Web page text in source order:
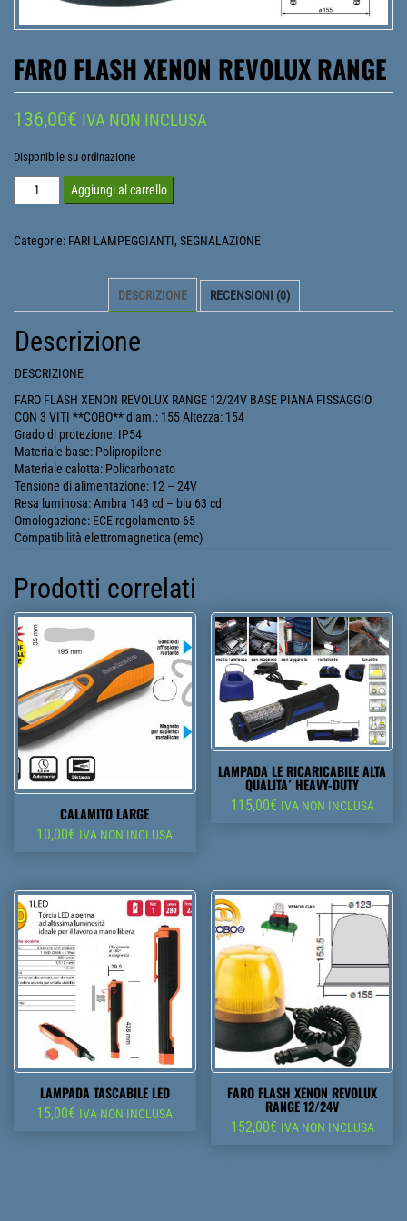
FARO FLASH XENON REVOLUX RANGE
136,00€ IVA NON INCLUSA
Disponibile su ordinazione
FARO
FLASH
Aggiungi al carrello
Categorie: FARI LAMPEGGIANTI, SEGNALAZIONE
DESCRIZIONE RECENSIONI (0)
Descrizione
DESCRIZIONE
FARO FLASH XENON REVOLUX RANGE 12/24V BASE PIANA FISSAGGIO
CON 3 VITI **COBO** diam.: 155 Altezza: 154
Grado di protezione: IP54
Materiale base: Polipropilene
Materiale calotta: Policarbonato
Tensione di alimentazione: 12 – 24V
Resa luminosa: Ambra 143 cd – blu 63 cd
Omologazione: ECE regolamento 65
Compatibilità elettromagnetica (emc)
Prodotti correlati
CALAMITO LARGE
10,00€ IVA NON INCLUSA
LAMPADA LE RICARICABILE ALTA
QUALITA´ HEAVY-DUTY
115,00€ IVA NON INCLUSA
LAMPADA TASCABILE LED
15,00€ IVA NON INCLUSA
FARO FLASH XENON REVOLUX
RANGE 12/24V
152,00€ IVA NON INCLUSA